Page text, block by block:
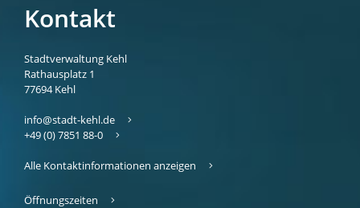
Kontakt
Stadtverwaltung Kehl
Rathausplatz 1
77694 Kehl
info@stadt-kehl.de
+49 (0) 7851 88-0
Alle Kontaktinformationen anzeigen
Öffnungszeiten